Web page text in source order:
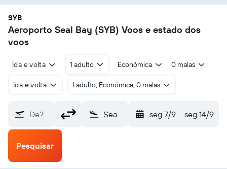
SYB
Aeroporto Seal Bay (SYB) Voos e estado dos
voos
Ida e volta 1 adulto Económica 0 malas
Ida e volta 1 adulto, Económica, 0 malas
De? Seal Bay (SYB) seg 7/9 - seg 14/9
Pesquisar